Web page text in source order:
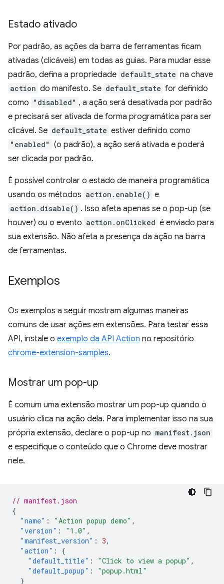
Estado ativado
Por padrão, as ações da barra de ferramentas ficam
ativadas (clicáveis) em todas as guias. Para mudar esse
padrão, defina a propriedade default_state na chave
action do manifesto. Se default_state for definido
como "disabled" , a ação será desativada por padrão
e precisará ser ativada de forma programática para ser
clicável. Se default_state estiver definido como
"enabled" (o padrão), a ação será ativada e poderá
ser clicada por padrão.
É possível controlar o estado de maneira programática
usando os métodos action.enable() e
action.disable() . Isso afeta apenas se o pop-up (se
houver) ou o evento action.onClicked é enviado para
sua extensão. Não afeta a presença da ação na barra
de ferramentas.
Exemplos
Os exemplos a seguir mostram algumas maneiras
comuns de usar ações em extensões. Para testar essa
API, instale o exemplo da API Action no repositório
chrome-extension-samples.
Mostrar um pop-up
É comum uma extensão mostrar um pop-up quando o
usuário clica na ação dela. Para implementar isso na sua
própria extensão, declare o pop-up no manifest.json
e especifique o conteúdo que o Chrome deve mostrar
nele.
// manifest.json
{
"name" : "Action popup demo" ,
"version" : "1.0" ,
"manifest_version" : 3,
"action" :
{
"default_title" : "Click to view a popup" ,
"default_popup" :
"popup.html"
}